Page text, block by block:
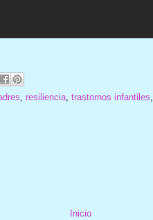
resiliencia, trastornos infantiles
Inicio